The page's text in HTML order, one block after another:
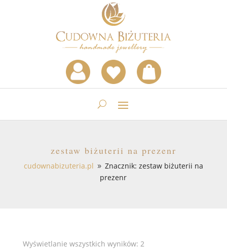
zestaw biżuterii na prezenr
cudownabizuteria.pl 9 Znacznik: zestaw biżuterii na
prezenr
Wyświetlanie wszystkich wyników: 2